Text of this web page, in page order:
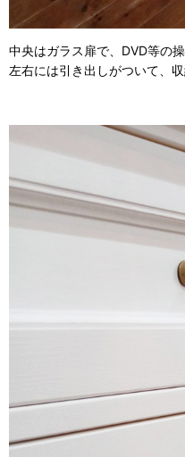
中央はガラス扉で、DVD等の
左右には引き出しがついて、